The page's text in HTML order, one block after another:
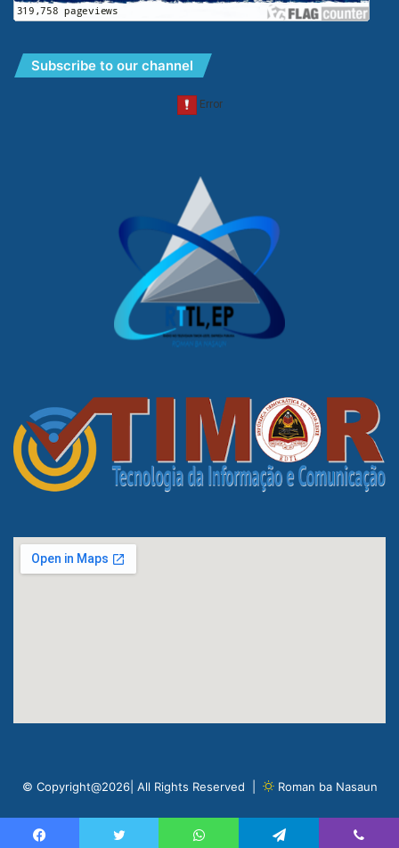
Subscribe to our channel
© Copyright@2026| All Rights Reserved | Roman ba Nasaun